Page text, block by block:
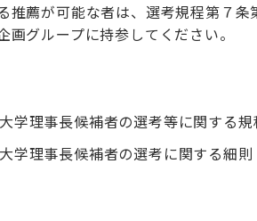
推薦が可能な者は、選考規程第７条
グループに持参してください。
学理事長候補者の選考等に関する規
学理事長候補者の選考に関する細則